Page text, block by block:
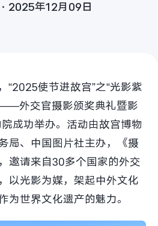
X300s
Y600 Pro
iQOO 15T
vivo Pad6 Pro
年12月09日
“2025使节进故宫”之“光影紫
外交官摄影颁奖典礼暨影
成功举办。活动由故宫博物
局、中国图片社主办，《摄
邀请来自30多个国家的外交
以光影为媒，架起中外文化
为世界文化遗产的魅力。